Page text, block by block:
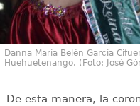
Danna María Belén García
Huehuetenango. (Foto: José
De esta manera, la